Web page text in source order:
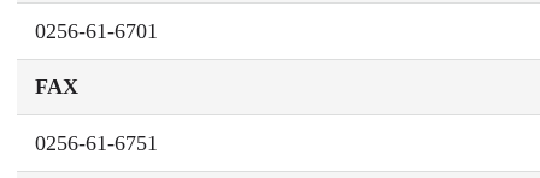
0256-61-6701
FAX
0256-61-6751